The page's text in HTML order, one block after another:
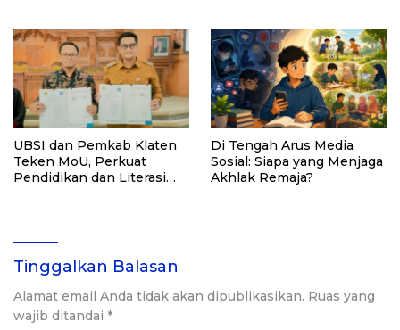
UBSI dan Pemkab Klaten
Teken MoU, Perkuat
Pendidikan dan Literasi
Di Tengah Arus Media
Sosial: Siapa yang Menjaga
Akhlak Remaja?
Tinggalkan Balasan
Alamat email Anda tidak akan dipublikasikan. Ruas yang
wajib ditandai *